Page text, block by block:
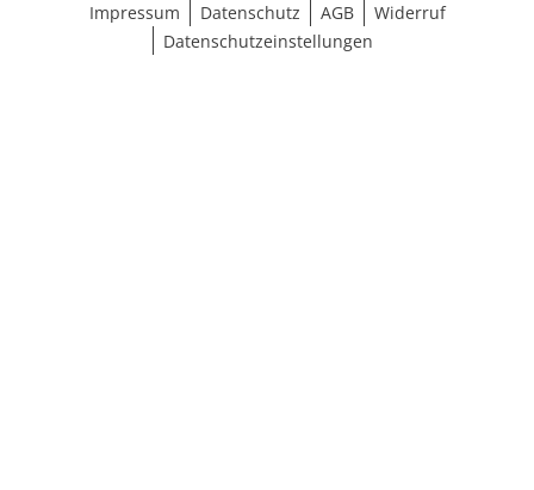
Impressum
Datenschutz AGB
Widerruf
Datenschutzeinstellungen